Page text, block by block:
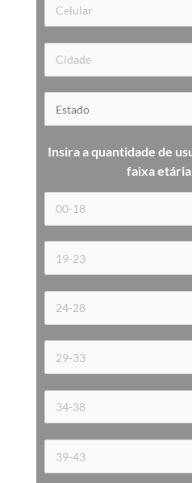
faixa etária